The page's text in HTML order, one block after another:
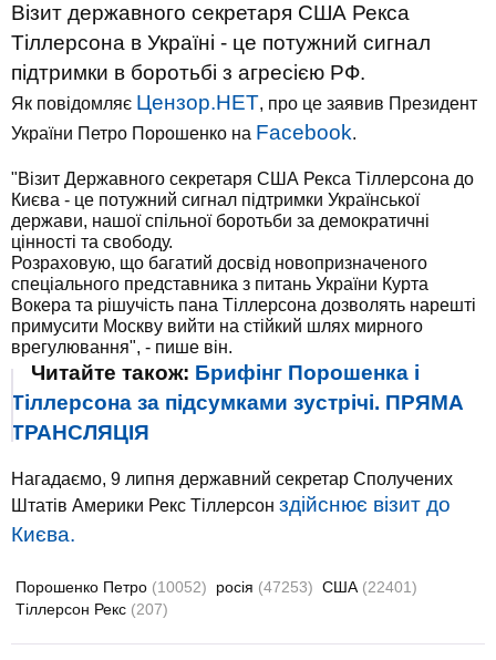
Візит державного секретаря США Рекса
Тіллерсона в Україні - це потужний сигнал
підтримки в боротьбі з агресією РФ.
Як повідомляє Цензор.НЕТ, про це заявив Президент
України Петро Порошенко на Facebook.
"Візит Державного секретаря США Рекса Тіллерсона до
Києва - це потужний сигнал підтримки Української
держави, нашої спільної боротьби за демократичні
цінності та свободу.
Розраховую, що багатий досвід новопризначеного
спеціального представника з питань України Курта
Вокера та рішучість пана Тіллерсона дозволять нарешті
примусити Москву вийти на стійкий шлях мирного
врегулювання", - пише він.
Читайте також: Брифінг Порошенка і
Тіллерсона за підсумками зустрічі. ПРЯМА
ТРАНСЛЯЦІЯ
Нагадаємо, 9 липня державний секретар Сполучених
Штатів Америки Рекс Тіллерсон здійснює візит до
Києва.
Порошенко Петро (10052) росія (47253) США (22401)
Тіллерсон Рекс (207)